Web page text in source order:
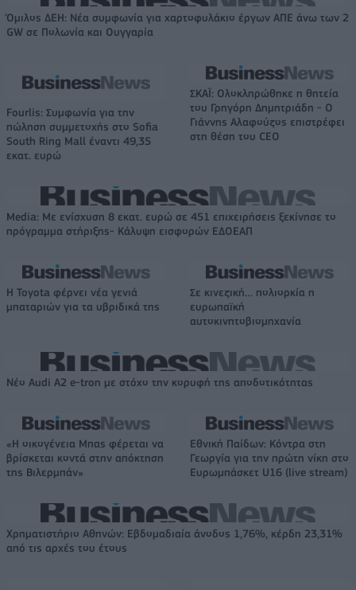
Όμιλος ΔΕΗ: Νέα συμφωνία για χαρτοφυλάκιο έργων ΑΠΕ άνω των 2
GW σε Πολωνία και Ουγγαρία
Fourlis: Συμφωνία για την
πώληση συμμετοχής στο Sofia
South Ring Mall έναντι 49,35
εκατ. ευρώ
ΣΚΑΪ: Ολοκληρώθηκε η θητεία
του Γρηγόρη Δημητριάδη - Ο
Γιάννης Αλαφούζος επιστρέφει
στη θέση του CEO
Media: Με ενίσχυση 8 εκατ. ευρώ σε 451 επιχειρήσεις ξεκίνησε το
πρόγραμμα στήριξης- Κάλυψη εισφορών ΕΔΟΕΑΠ
Η Toyota φέρνει νέα γενιά
μπαταριών για τα υβριδικά της
Σε κινεζική… πολιορκία η
ευρωπαϊκή
αυτοκινητοβιομηχανία
Νέο Audi A2 e-tron με στόχο την κορυφή της αποδοτικότητας
«Η οικογένεια Μπας φέρεται να
βρίσκεται κοντά στην απόκτηση
της Βιλερμπάν»
Εθνική Παίδων: Κόντρα στη
Γεωργία για την πρώτη νίκη στο
Ευρωμπάσκετ U16 (live stream)
Χρηματιστήριο Αθηνών: Εβδομαδιαία άνοδος 1,76%, κέρδη 23,31%
από τις αρχές του έτους